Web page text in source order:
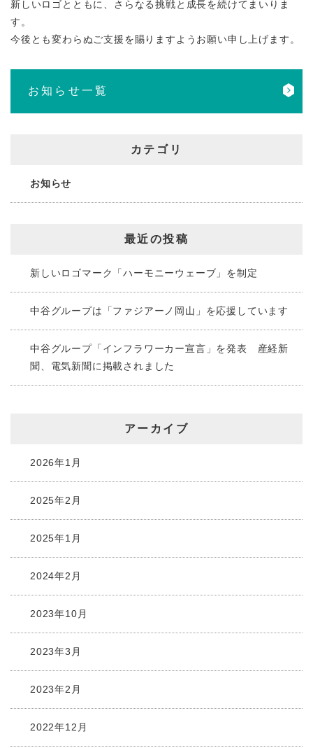
新しいロゴとともに、さらなる挑戦と成長を続けてまいりま
す。
今後とも変わらぬご支援を賜りますようお願い申し上げます。
お知らせ一覧
カテゴリ
お知らせ
最近の投稿
新しいロゴマーク「ハーモニーウェーブ」を制定
中谷グループは「ファジアーノ岡山」を応援しています
中谷グループ「インフラワーカー宣言」を発表 産経新
聞、電気新聞に掲載されました
アーカイブ
2026年1月
2025年2月
2025年1月
2024年2月
2023年10月
2023年3月
2023年2月
2022年12月